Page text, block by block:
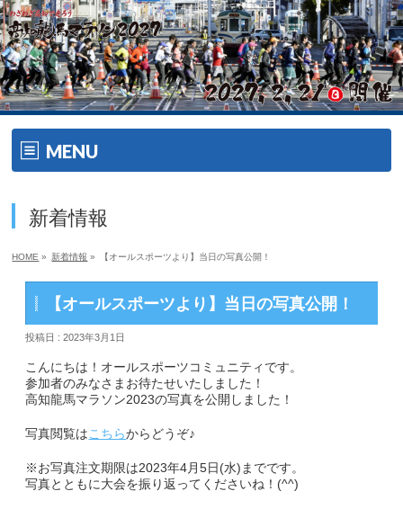
MENU
大会の特徴
エイドメニュー
副賞・特別賞・参加賞
大会データ
新着情報
HOME » 新着情報 » 【オールスポーツより】当日の写真公開！
【オールスポーツより】当日の写真公開！
投稿日 : 2023年3月1日
こんにちは！オールスポーツコミュニティです。
参加者のみなさまお待たせいたしました！
高知龍馬マラソン2023の写真を公開しました！
写真閲覧はこちらからどうぞ♪
※お写真注文期限は2023年4月5日(水)までです。
写真とともに大会を振り返ってくださいね！(^^)